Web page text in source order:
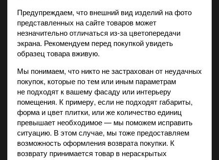
Предупреждаем, что внешний вид изделий на фото
представленных на сайте товаров может
незначительно отличаться из-за цветопередачи
экрана. Рекомендуем перед покупкой увидеть
образец товара вживую.
Мы понимаем, что никто не застрахован от неудачных
покупок, которые по тем или иным параметрам
не подходят к вашему фасаду или интерьеру
помещения. К примеру, если не подходят габариты,
форма и цвет плитки, или же количество единиц
превышает необходимое — мы поможем исправить
ситуацию. В этом случае, мы тоже предоставляем
возможность оформления возврата покупки. К
возврату принимается товар в нераскрытых